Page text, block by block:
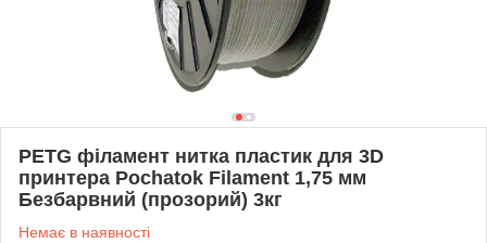
PETG філамент нитка пластик для 3D
принтера Pochatok Filament 1,75 мм
Безбарвний (прозорий) 3кг
Немає в наявності